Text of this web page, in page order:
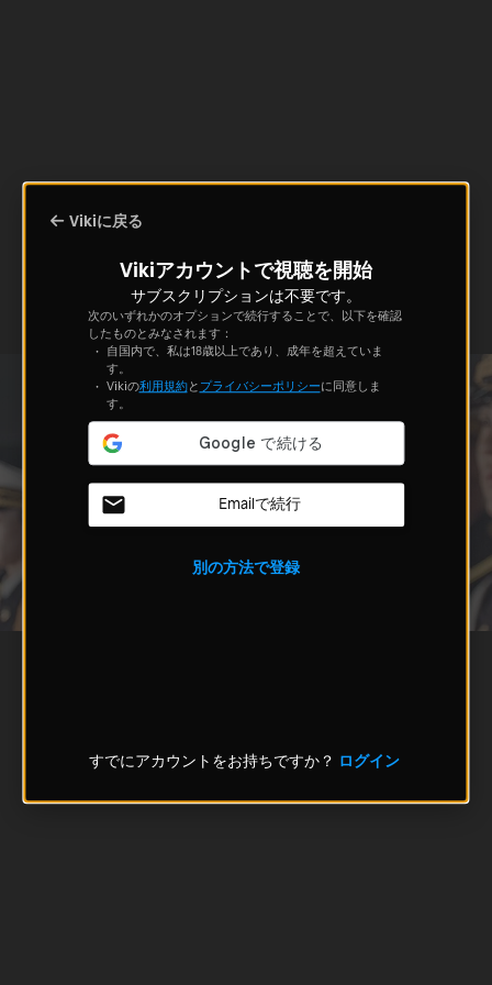
Vikiに戻る
Vikiアカウントで視聴を開始
サブスクリプションは不要です。
次のいずれかのオプションで続行することで、以下を確認
したものとみなされます：
自国内で、私は18歳以上であり、成年を超えていま
す。
Vikiの利用規約と プライバシーポリシーに同意しま
す。
Emailで続行
別の方法で登録
すでにアカウントをお持ちですか？ ログイン